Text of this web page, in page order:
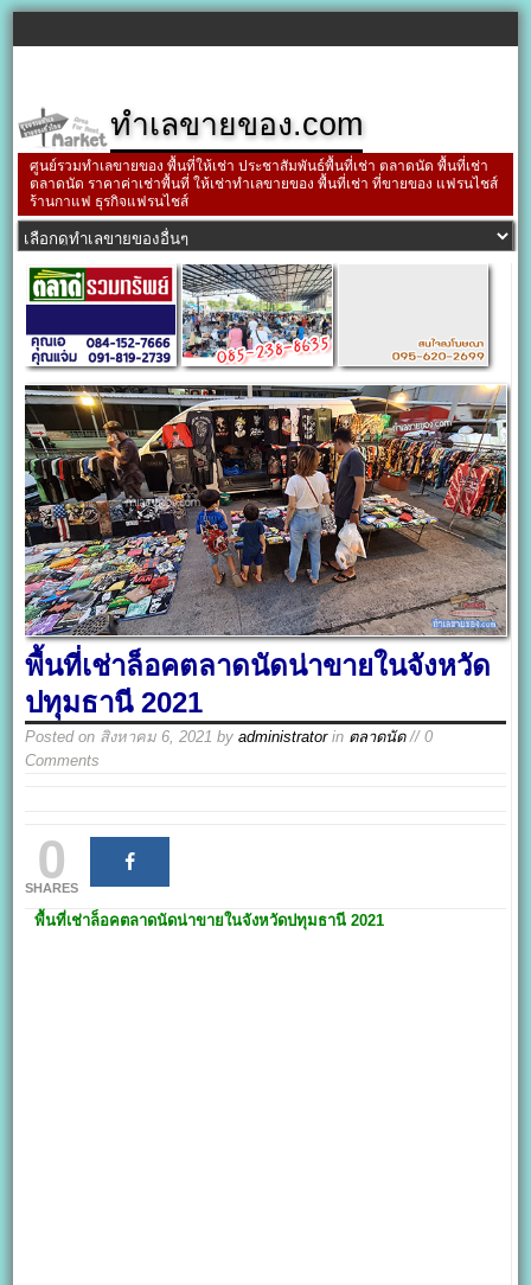
ทำเลขายของ.com
ศูนย์รวมทำเลขายของ พื้นที่ให้เช่า ประชาสัมพันธ์พื้นที่เช่า ตลาดนัด พื้นที่เช่า
ตลาดนัด ราคาค่าเช่าพื้นที่ ให้เช่าทำเลขายของ พื้นที่เช่า ที่ขายของ แฟรนไชส์
ร้านกาแฟ ธุรกิจแฟรนไชส์
พื้นที่เช่าล็อคตลาดนัดน่าขายในจังหวัด
ปทุมธานี 2021
Posted on สิงหาคม 6, 2021 byadministratorin ตลาดนัด// 0
Comments
0
SHARES
พื้นที่เช่าล็อคตลาดนัดน่าขายในจังหวัดปทุมธานี 2021